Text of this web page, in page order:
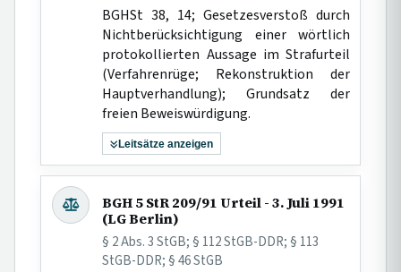
BGHSt 38, 14; Gesetzesverstoß durch
Nichtberücksichtigung einer wörtlich
protokollierten Aussage im Strafurteil
(Verfahrenrüge; Rekonstruktion der
Hauptverhandlung); Grundsatz der
freien Beweiswürdigung.
Leitsätze anzeigen
BGH 5 StR 209/91 Urteil - 3. Juli 1991
(LG Berlin)
§ 2 Abs. 3 StGB; § 112 StGB-DDR; § 113
StGB-DDR; § 46 StGB